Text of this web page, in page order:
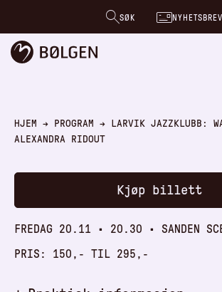
SØK NYHETSBREV
HJEM → PROGRAM →
LARVIK JAZZKLUBB:
ALEXANDRA RIDOUT
Kjøp billett
FREDAG 20.11 • 20.30 • SANDEN
PRIS: 150,- TIL 295,-